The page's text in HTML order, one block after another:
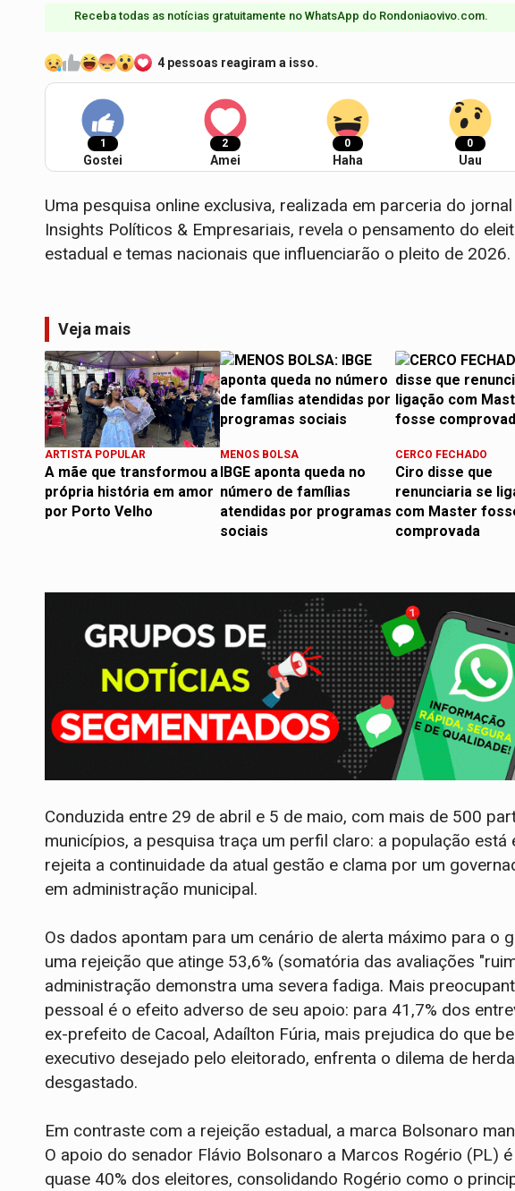
Receba todas as notícias gratuitamente no WhatsApp do Rondoniaovivo.com.​
4 pessoas reagiram a isso.
1
Gostei
2
Amei
0
Haha
0
Uau
Uma pesquisa online exclusiva, realizada em parceria do
Insights Políticos & Empresariais, revela o pensamento do
estadual e temas nacionais que influenciarão o pleito de 2026.
Veja mais
ARTISTA POPULAR
A mãe que transformou a
própria história em amor
por Porto Velho
MENOS BOLSA
IBGE aponta queda no
número de famílias
atendidas por programas
sociais
CERCO FECHADO
Ciro disse que
renunciaria se
com Master
comprovada
Conduzida entre 29 de abril e 5 de maio, com mais de 500
municípios, a pesquisa traça um perfil claro: a população está
rejeita a continuidade da atual gestão e clama por um
em administração municipal.
Os dados apontam para um cenário de alerta máximo para o
uma rejeição que atinge 53,6% (somatória das avaliações
administração demonstra uma severa fadiga. Mais
pessoal é o efeito adverso de seu apoio: para 41,7% dos
ex-prefeito de Cacoal, Adaílton Fúria, mais prejudica do que
executivo desejado pelo eleitorado, enfrenta o dilema de
desgastado.
Em contraste com a rejeição estadual, a marca Bolsonaro
O apoio do senador Flávio Bolsonaro a Marcos Rogério (PL)
quase 40% dos eleitores, consolidando Rogério como o